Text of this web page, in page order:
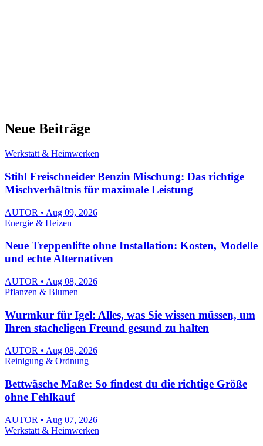
Neue Beiträge
Werkstatt & Heimwerken
Stihl Freischneider Benzin Mischung: Das richtige
Mischverhältnis für maximale Leistung
AUTOR • Aug 09, 2026
Energie & Heizen
Neue Treppenlifte ohne Installation: Kosten, Modelle
und echte Alternativen
AUTOR • Aug 08, 2026
Pflanzen & Blumen
Wurmkur für Igel: Alles, was Sie wissen müssen, um
Ihren stacheligen Freund gesund zu halten
AUTOR • Aug 08, 2026
Reinigung & Ordnung
Bettwäsche Maße: So findest du die richtige Größe
ohne Fehlkauf
AUTOR • Aug 07, 2026
Werkstatt & Heimwerken